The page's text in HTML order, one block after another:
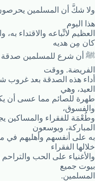
ولا شكَّ أن المسلمين
هذا اليوم
العظيم لاتِّباعه والاقتداء
كان مِن هديه
ﷺ أن شرع للمسلمين صدقة
الفريضة. ووقت
أداء هذه الصدقة بعد
العيد، وهي
طهرة للصائم مما عسى أن
والفسوق،
وطُعْمَة للفقراء والمساكين
المباركة، ويوسعون
به على أنفسهم وأهليهم في
خلالها الفقراء
والأغنياء على الحب
بيوت جميع
المسلمين.